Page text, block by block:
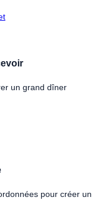
un grand dîner
pour créer un